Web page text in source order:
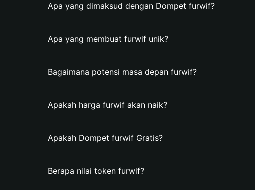
Apa yang dimaksud dengan Dompet furwif?
Apa yang membuat furwif unik?
Bagaimana potensi masa depan furwif?
Apakah harga furwif akan naik?
Apakah Dompet furwif Gratis?
Berapa nilai token furwif?